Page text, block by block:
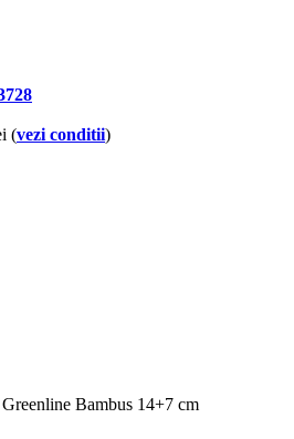
(vezi conditii)
Bambus 14+7 cm